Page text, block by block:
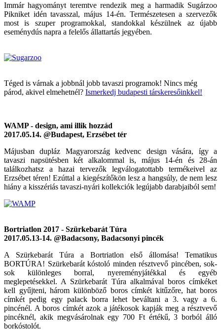
Immár hagyományt teremtve rendezik meg a harmadik Sugárzoo
Pikniket idén tavasszal, május 14-én. Természetesen a szervezők
most is szuper programokkal, standokkal készülnek az újabb
eseménydús napra a felelős állattartás jegyében.
Téged is várnak a jobbnál jobb tavaszi programok! Nincs még
párod, akivel elmehetnél? Ismerkedj budapesti társkeresőinkkel!
WAMP - design, ami illik hozzád
2017.05.14. @Budapest, Erzsébet tér
Májusban dupláz Magyarország kedvenc design vására, így a
tavaszi napsütésben két alkalommal is, május 14-én és 28-án
találkozhatsz a hazai tervezők legválogatottabb termékeivel az
Erzsébet téren! Ezúttal a kiegészítőkön lesz a hangsúly, de nem lesz
hiány a kisszériás tavaszi-nyári kollekciók legújabb darabjaiból sem!
Bortriatlon 2017 - Szürkebarát Túra
2017.05.13-14. @Badacsony, Badacsonyi pincék
A Szürkebarát Túra a Bortriatlon első állomása! Tematikus
BORTÚRA! Szürkebarát kóstoló minden résztvevő pincében, sok-
sok különleges borral, nyereményjátékkal és egyéb
meglepetésekkel. A Szürkebarát Túra alkalmával boros címkéket
kell gyűjteni, három különböző boros címkét kitűzőre, hat boros
címkét pedig egy palack borra lehet beváltani a 3. vagy a 6.
pincénél. A boros címkét azok a játékosok kapják meg a résztvevő
pincéknél, akik megvásárolnak egy 700 Ft értékű, 3 borból álló
borkóstolót.